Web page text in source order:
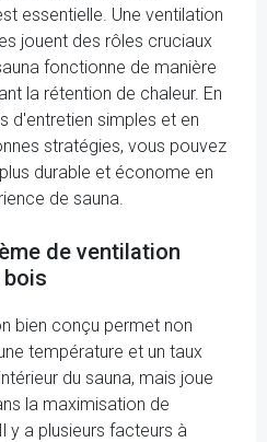
essentielle. Une ventilation
jouent des rôles cruciaux
fonctionne de manière
la rétention de chaleur. En
d'entretien simples et en
stratégies, vous pouvez
durable et économe en
de sauna.
de ventilation
bois
bien conçu permet non
température et un taux
du sauna, mais joue
la maximisation de
y a plusieurs facteurs à